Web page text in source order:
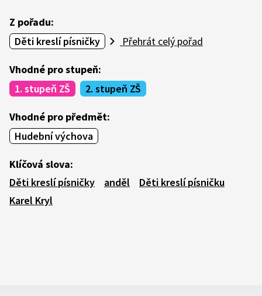
Z pořadu:
Děti kreslí písničky
Přehrát celý pořad
Vhodné pro stupeň:
1. stupeň ZŠ
2. stupeň ZŠ
Vhodné pro předmět:
Hudební výchova
Klíčová slova:
Děti kreslí písničky
anděl
Děti kreslí písničku
Karel Kryl